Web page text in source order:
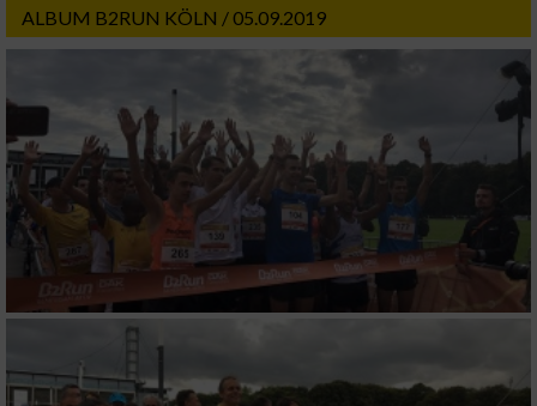
ALBUM B2RUN KÖLN / 05.09.2019